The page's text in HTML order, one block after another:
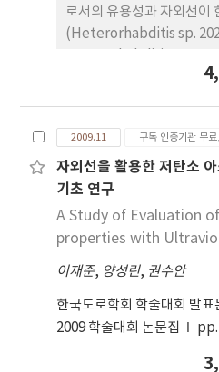
로서의 유용성과 자외선이
(Heterorhabditis sp.
Steinernema sp. 223
미치는 영향을 알아보기 위
대한 곤충병원성선충의 병
령기나 곤충병원성선충의
병원성을 나타내었는데 5
Steinernematidae선충의
에 대해서는
높았다. UV-C는 곤충병원
분후에는 모든 선충이 치사
병원성선충의 병원성에도
에도 누에나방 3령충에 대
충율을 나타내었다. 야외
2009.11 구독 인증기관 무
자외선을 활용한 저탄소
기초 연구
A Study of Evaluation
properties with
이재준, 양성린, 권수안
한국도로학회 학술대회 발표
2009 학술대회 논문집